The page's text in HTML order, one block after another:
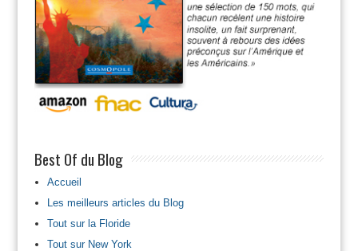
Best Of du Blog
Accueil
Les meilleurs articles du Blog
Tout sur la Floride
Tout sur New York